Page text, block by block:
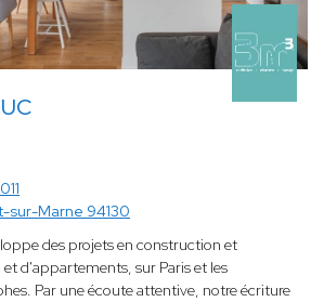
sur-Marne 94130
des projets en construction et
d'appartements, sur Paris et les
Par une écoute attentive, notre écriture